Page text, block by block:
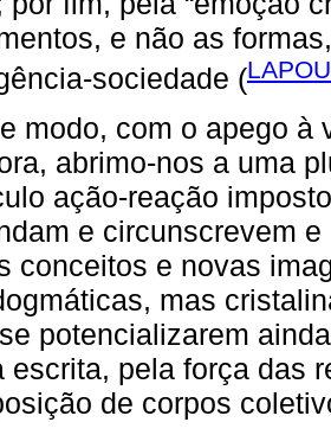
e não as
sociedade (
modo, com o apego à
abrimo-nos a uma
ação-reação
e circunscrevem
conceitos e novas
mas
potencializarem
escrita, pela força das
de corpos